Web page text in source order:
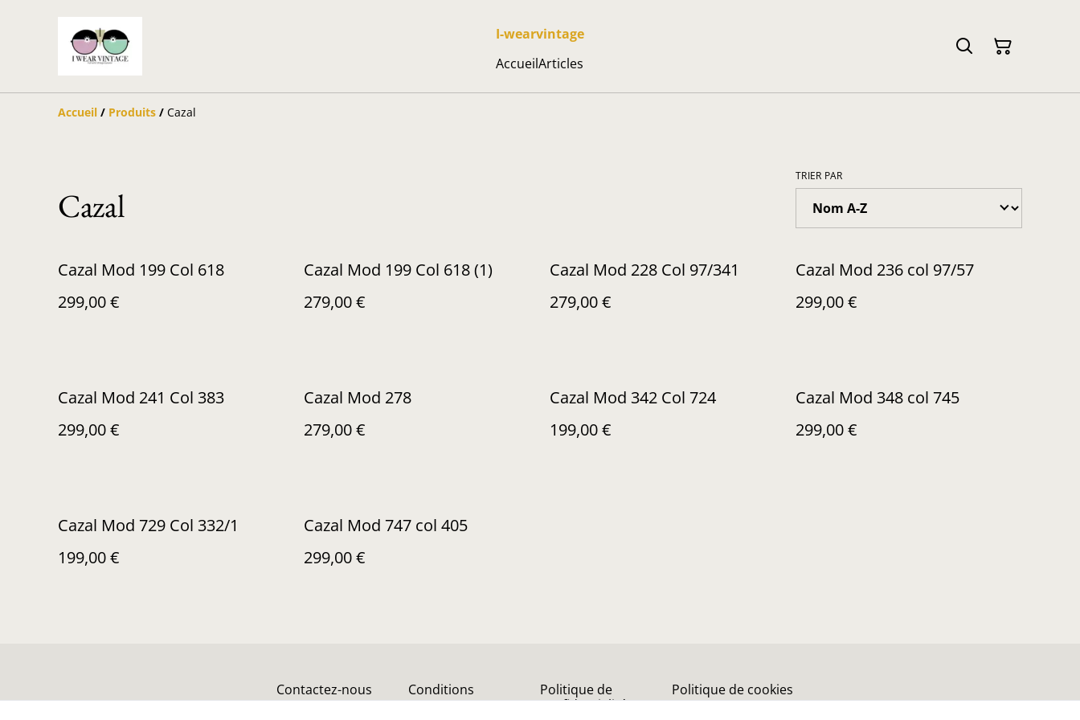
I-wearvintage
AccueilArticles
Accueil / Produits / Cazal
Cazal
TRIER PAR
Cazal Mod 199 Col 618
299,00 €
Cazal Mod 199 Col 618 (1)
279,00 €
Cazal Mod 228 Col 97/341
279,00 €
Cazal Mod 236 col 97/57
299,00 €
Cazal Mod 241 Col 383
299,00 €
Cazal Mod 278
279,00 €
Cazal Mod 342 Col 724
199,00 €
Cazal Mod 348 col 745
299,00 €
Cazal Mod 729 Col 332/1
199,00 €
Cazal Mod 747 col 405
299,00 €
Contactez-nous Conditions
Politique de
confidentialité
Politique de cookies